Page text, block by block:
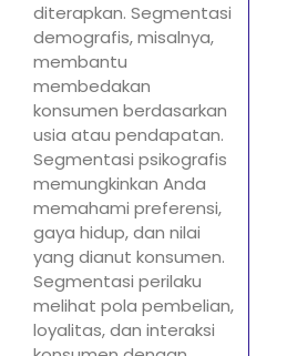
diterapkan. Segmentasi
demografis, misalnya,
membantu
membedakan
konsumen berdasarkan
usia atau pendapatan.
Segmentasi psikografis
memungkinkan Anda
memahami preferensi,
gaya hidup, dan nilai
yang dianut konsumen.
Segmentasi perilaku
melihat pola pembelian,
loyalitas, dan interaksi